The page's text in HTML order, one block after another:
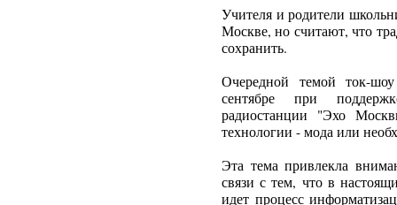
Учителя и родители
Москве, но считают, что
сохранить.
Очередной темой ток-
сентябре при
радиостанции "Эхо
технологии - мода или
Эта тема привлекла
связи с тем, что в
идет процесс